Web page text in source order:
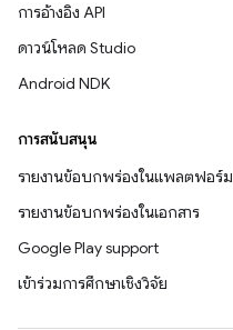
การอ้างอิง API
ดาวน์โหลด Studio
Android NDK
การสนับสนุน
รายงานข้อบกพร่องในแพลตฟอร์ม
รายงานข้อบกพร่องในเอกสาร
Google Play support
เข้าร่วมการศึกษาเชิงวิจัย